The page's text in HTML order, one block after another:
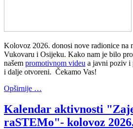
Kolovoz 2026. donosi nove radionice na
Vukovaru i Osijeku. Kako nam je bilo
našem promotivnom videu a javni poziv i
i dalje otvoreni. Čekamo Vas!
Opširnije …
Kalendar aktivnosti
raSTEMo"- kolovoz